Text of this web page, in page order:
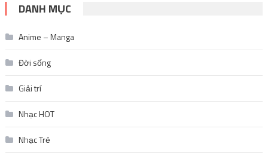
DANH MỤC
Anime – Manga
Đời sống
Giải trí
Nhạc HOT
Nhạc Trẻ